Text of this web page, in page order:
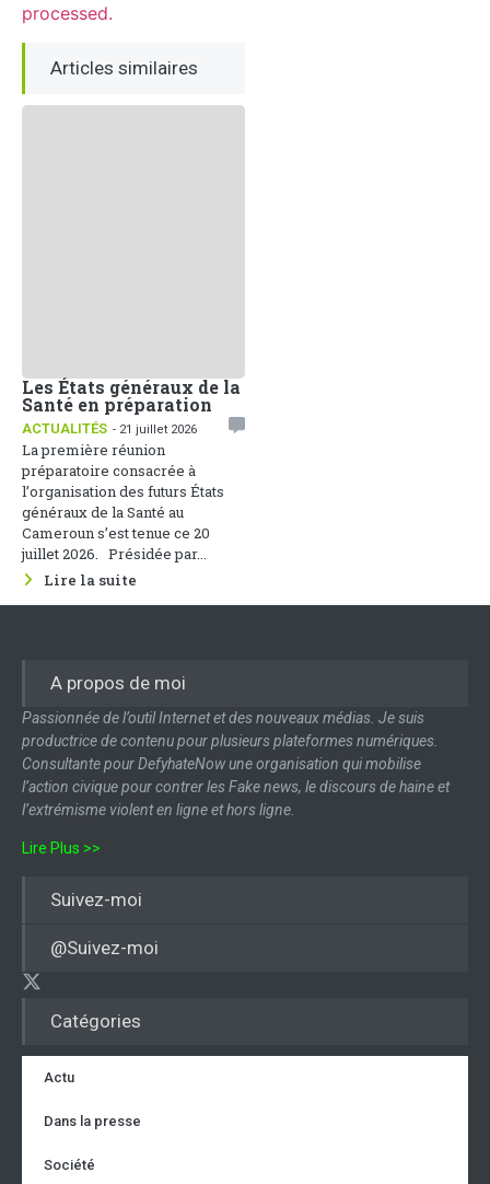
processed.
Articles similaires
Les États généraux de la
Santé en préparation
ACTUALITÉS - 21 juillet 2026
La première réunion
préparatoire consacrée à
l’organisation des futurs États
généraux de la Santé au
Cameroun s’est tenue ce 20
juillet 2026. Présidée par...
Lire la suite
Catégories
Actu
Dans la presse
Société
A propos de moi
Passionnée de l’outil Internet et des nouveaux médias. Je suis
productrice de contenu pour plusieurs plateformes numériques.
Consultante pour DefyhateNow une organisation qui mobilise
l’action civique pour contrer les Fake news, le discours de haine et
l’extrémisme violent en ligne et hors ligne.
Lire Plus >>
Suivez-moi
@Suivez-moi